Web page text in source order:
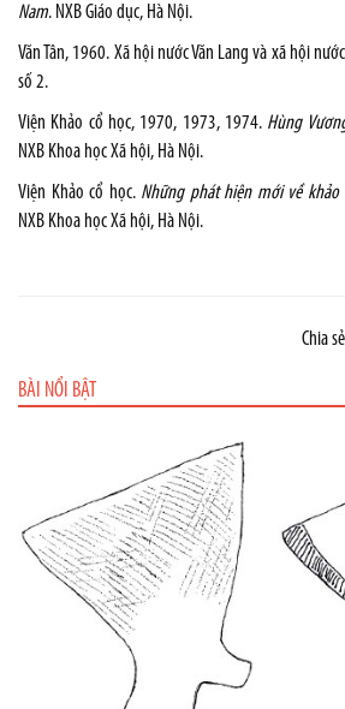
Nam. NXB Giáo dục, Hà Nội.
Văn Tân, 1960. Xã hội nước Văn Lang và xã hội
số 2.
Viện Khảo cổ học, 1970, 1973, 1974. Hùng
NXB Khoa học Xã hội, Hà Nội.
Viện Khảo cổ học. Những phát hiện mới về khảo
NXB Khoa học Xã hội, Hà Nội.
Chia
BÀI NỔI BẬT